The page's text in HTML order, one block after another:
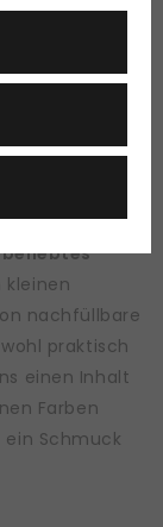
oder im
unserem
effektiven
beliebtes
kleinen
nachfüllbare
praktisch
einen Inhalt
Farben
ein Schmuck